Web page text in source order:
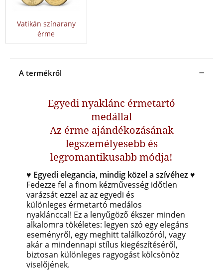
Vatikán színarany
érme
A termékről
Egyedi nyaklánc érmetartó
medállal
Az érme ajándékozásának
legszemélyesebb és
legromantikusabb módja!
♥ Egyedi elegancia, mindig közel a szívéhez ♥
Fedezze fel a finom kézművesség időtlen
varázsát ezzel az az egyedi és
különleges érmetartó medálos
nyaklánccal! Ez a lenyűgöző ékszer minden
alkalomra tökéletes: legyen szó egy elegáns
eseményről, egy meghitt találkozóról, vagy
akár a mindennapi stílus kiegészítéséről,
biztosan különleges ragyogást kölcsönöz
viselőjének.